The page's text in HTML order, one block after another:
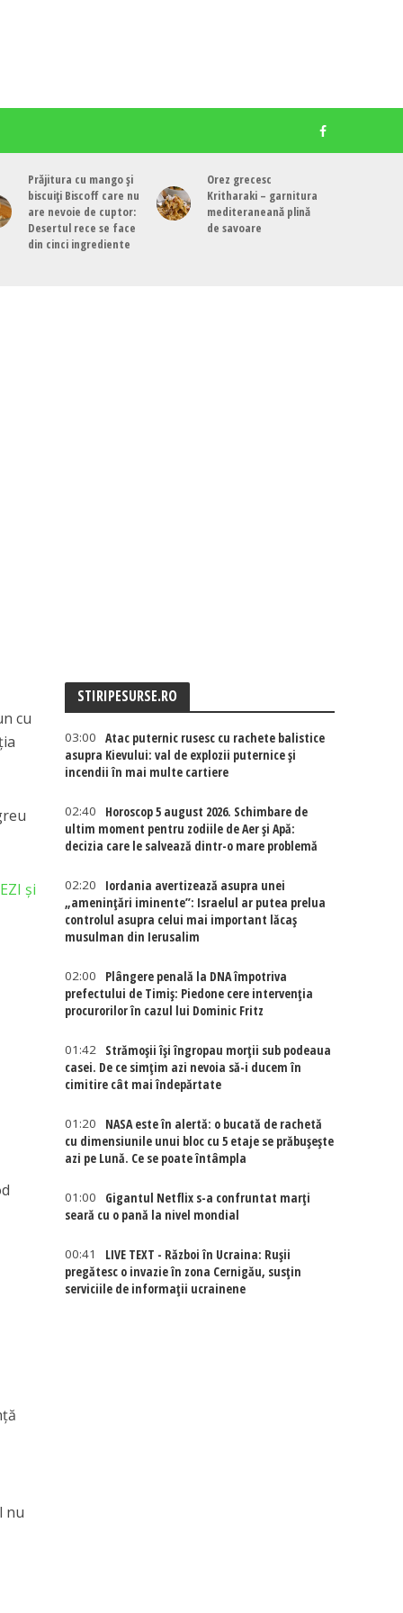
Prăjitura cu mango și
biscuiți Biscoff care nu
are nevoie de cuptor:
Desertul rece se face
din cinci ingrediente
Orez grecesc
Kritharaki – garnitura
mediteraneană plină
de savoare
cu
și
nu
STIRIPESURSE.RO
03:00
Atac puternic rusesc cu rachete balistice
asupra Kievului: val de explozii puternice și
incendii în mai multe cartiere
02:40
Horoscop 5 august 2026. Schimbare de
ultim moment pentru zodiile de Aer și Apă:
decizia care le salvează dintr-o mare problemă
02:20
Iordania avertizează asupra unei
„amenințări iminente”: Israelul ar putea prelua
controlul asupra celui mai important lăcaș
musulman din Ierusalim
02:00
Plângere penală la DNA împotriva
prefectului de Timiș: Piedone cere intervenția
procurorilor în cazul lui Dominic Fritz
01:42
Strămoșii își îngropau morții sub podeaua
casei. De ce simțim azi nevoia să-i ducem în
cimitire cât mai îndepărtate
01:20
NASA este în alertă: o bucată de rachetă
cu dimensiunile unui bloc cu 5 etaje se prăbușește
azi pe Lună. Ce se poate întâmpla
01:00
Gigantul Netflix s-a confruntat marţi
seară cu o pană la nivel mondial
00:41
LIVE TEXT - Război în Ucraina: Rușii
pregătesc o invazie în zona Cernigău, susțin
serviciile de informații ucrainene